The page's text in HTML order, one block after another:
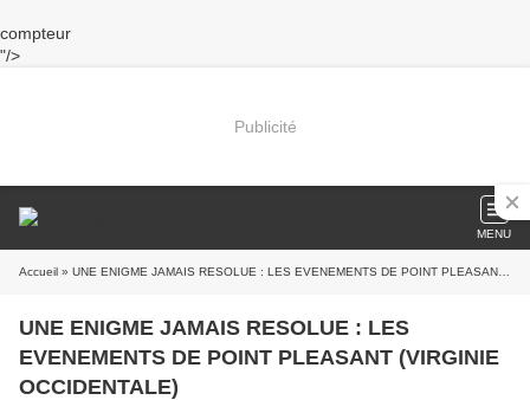
compteur
"/>
Publicité
MENU
Accueil » UNE ENIGME JAMAIS RESOLUE : LES EVENEMENTS DE POINT PLEASANT (VIRGINIE OCCIDENTALE)
UNE ENIGME JAMAIS RESOLUE : LES
EVENEMENTS DE POINT PLEASANT (VIRGINIE
OCCIDENTALE)